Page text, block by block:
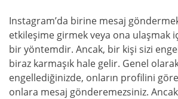
Instagram’da birine mesaj
etkileşime girmek veya ona ulaşmak
bir yöntemdir. Ancak, bir kişi sizi
biraz karmaşık hale gelir. Genel
engellediğinizde, onların profilini
onlara mesaj gönderemezsiniz.